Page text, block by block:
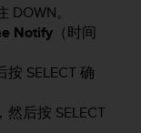
DOWN。
Notify（时间
按 SELECT确
然后按 SELECT